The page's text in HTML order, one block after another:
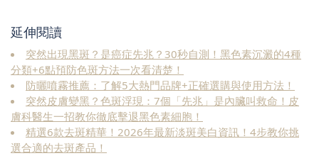
延伸閱讀
突然出現黑斑？是癌症先兆？30秒自測！黑色素沉澱的4種
分類+6點預防色斑方法一次看清楚！
防曬噴霧推薦：了解5大熱門品牌+正確選購與使用方法！
突然皮膚變黑？色斑浮現：7個「先兆」是內臟叫救命！皮
膚科醫生一招教你徹底擊退黑色素細胞！
精選6款去斑精華！2026年最新淡斑美白資訊！4步教你挑
選合適的去斑產品！